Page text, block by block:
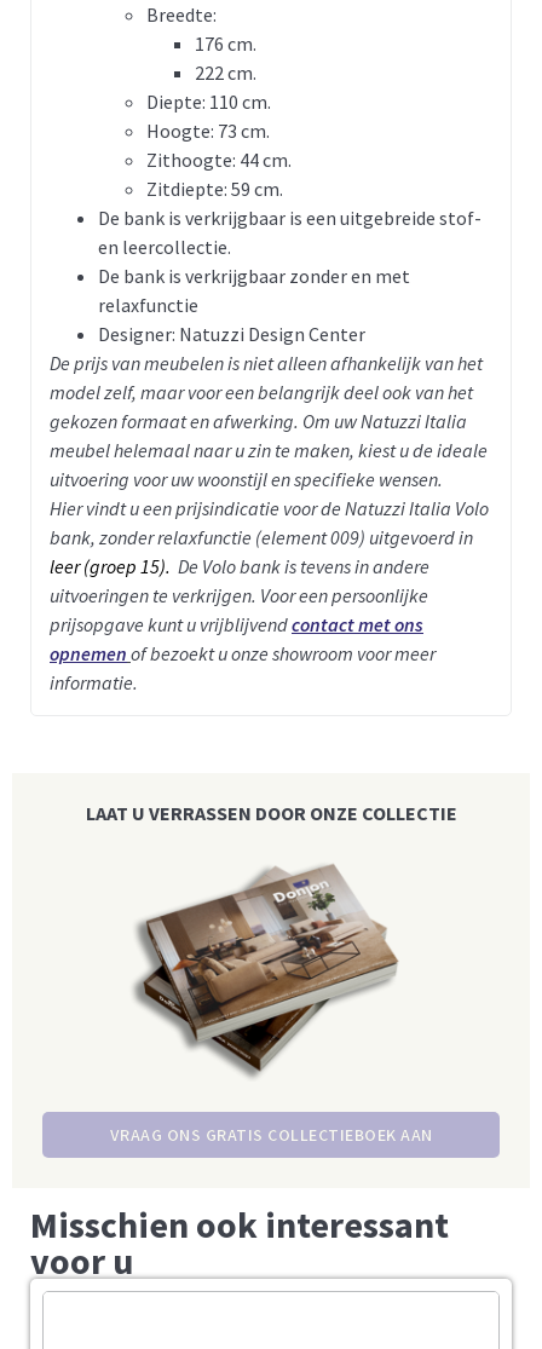
Breedte:
176 cm.
222 cm.
Diepte: 110 cm.
Hoogte: 73 cm.
Zithoogte: 44 cm.
Zitdiepte: 59 cm.
De bank is verkrijgbaar is een uitgebreide stof-
en leercollectie.
De bank is verkrijgbaar zonder en met
relaxfunctie
Designer: Natuzzi Design Center
De prijs van meubelen is niet alleen afhankelijk van het
model zelf, maar voor een belangrijk deel ook van het
gekozen formaat en afwerking. Om uw Natuzzi Italia
meubel helemaal naar u zin te maken, kiest u de ideale
uitvoering voor uw woonstijl en specifieke wensen.
Hier vindt u een prijsindicatie voor de Natuzzi Italia Volo
bank, zonder relaxfunctie (element 009) uitgevoerd in
leer (groep 15). De Volo bank is tevens in andere
uitvoeringen te verkrijgen. Voor een persoonlijke
prijsopgave kunt u vrijblijvendcontact met ons
opnemen of bezoekt u onze showroom voor meer
informatie.
LAAT U VERRASSEN DOOR ONZE COLLECTIE
VRAAG ONS GRATIS COLLECTIEBOEK AAN
Misschien ook interessant
voor u